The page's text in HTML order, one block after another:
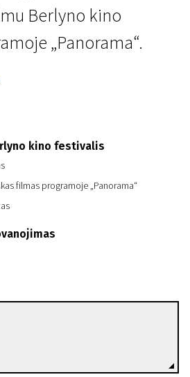
Berlyno kino
„Panorama“.
kino festivalis
filmas programoje „Panorama“